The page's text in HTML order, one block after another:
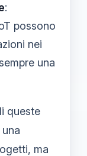
:
possono
nei
una
queste
ma